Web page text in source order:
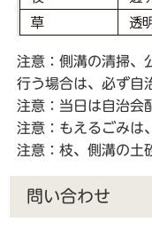
注意：側溝の清掃、
行う場合は、必ず自
注意：当日は自治会
注意：もえるごみは
注意：枝、側溝の土
問い合わせ